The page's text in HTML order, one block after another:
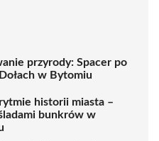
przyrody: Spacer po
w Bytomiu
historii miasta –
bunkrów w